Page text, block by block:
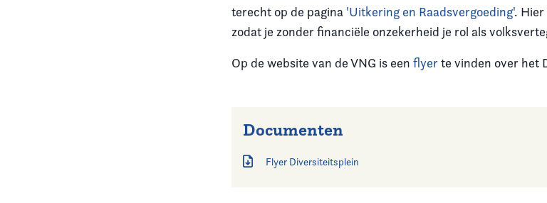
terecht op de pagina 'Uitkering en Raadsvergoeding'. Hier
zodat je zonder financiële onzekerheid je rol als
Op de website van de VNG is eenflyerte vinden over het
Documenten
Flyer Diversiteitsplein